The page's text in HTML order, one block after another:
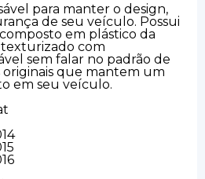
para manter o design,
de seu veículo. Possui
em plástico da
com
sem falar no padrão de
originais que mantem um
em seu veículo.